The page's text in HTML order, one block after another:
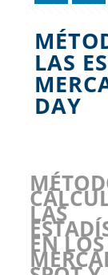
LAS
DAY
LAS
EN LOS